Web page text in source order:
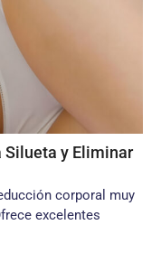
y Eliminar
corporal muy
excelentes